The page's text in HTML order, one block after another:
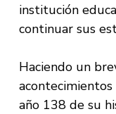
institución
continuar sus
Haciendo un
año 138 de su